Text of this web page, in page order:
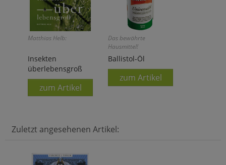
Matthias Helb:
Insekten
überlebensgroß
zum Artikel
Das bewährte
Hausmittel!
Ballistol-Öl
zum Artikel
Zuletzt angesehenen Artikel: